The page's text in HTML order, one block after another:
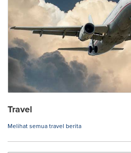
Travel
Melihat semua travel berita